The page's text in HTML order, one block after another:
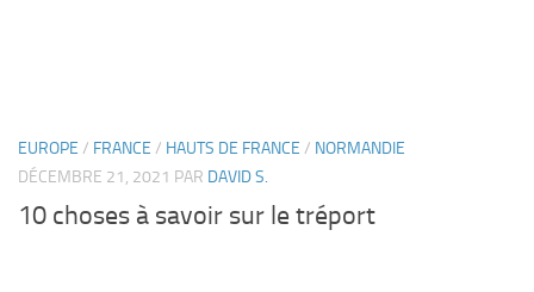
EUROPE / FRANCE / HAUTS DE FRANCE / NORMANDIE
DÉCEMBRE 21, 2021 PAR DAVID S.
10 choses à savoir sur le tréport